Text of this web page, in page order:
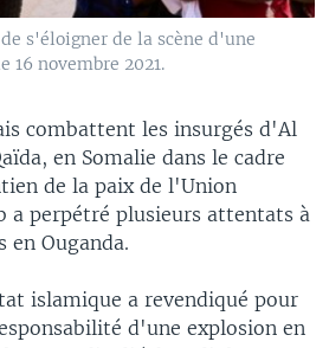
s'éloigner de la scène d'une
16 novembre 2021.
combattent les insurgés d'Al
en Somalie dans le cadre
de la paix de l'Union
a perpétré plusieurs attentats à
Ouganda.
islamique a revendiqué pour
d'une explosion en